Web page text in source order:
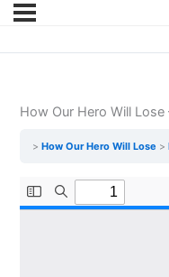
How Our Hero Will
How Our Hero Will Lose